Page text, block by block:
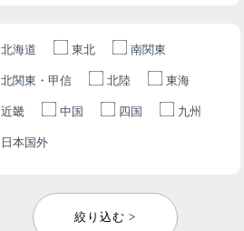
北海道 東北 南関東
北関東・甲信 北陸 東海
近畿 中国 四国 九州
日本国外
絞り込む >